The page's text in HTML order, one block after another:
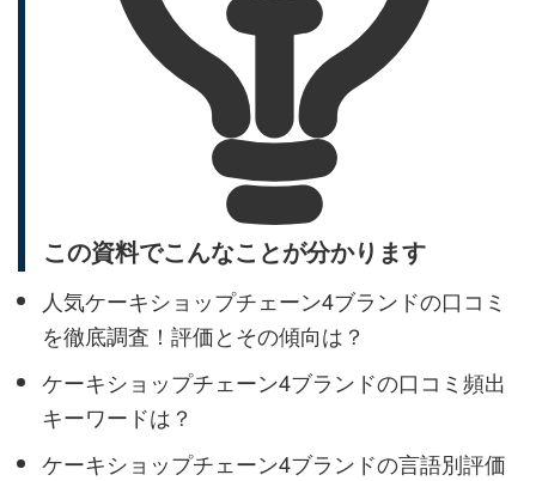
この資料でこんなことが分かります
人気ケーキショップチェーン4ブランドの口コミ
を徹底調査！評価とその傾向は？
ケーキショップチェーン4ブランドの口コミ頻出
キーワードは？
ケーキショップチェーン4ブランドの言語別評価